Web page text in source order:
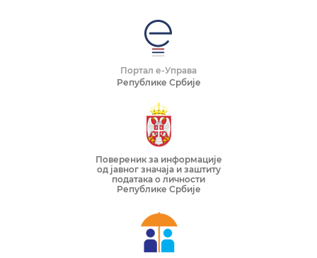
Портал е-Управа
Републике Србије
Повереник за информације
од јавног значаја и заштиту
података о личности
Републике Србије